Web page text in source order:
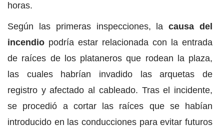
horas.
Según las primeras inspecciones, lacausa del
incendio podría estar relacionada con la entrada
de raíces de los plataneros que rodean la plaza,
las cuales habrían invadido las arquetas de
registro y afectado al cableado. Tras el incidente,
se procedió a cortar las raíces que se habían
introducido en las conducciones para evitar futuros